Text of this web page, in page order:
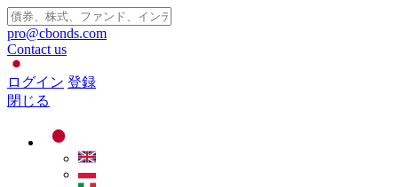
pro@cbonds.com
Contact us
ログイン 登録
閉じる